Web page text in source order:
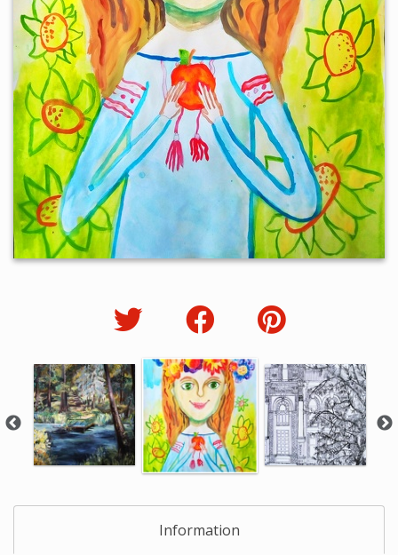
Information